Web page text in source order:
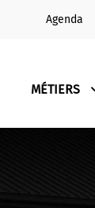
Agenda
MÉTIERS